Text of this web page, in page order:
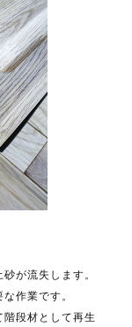
が流失します。
作業です。
段材として再生